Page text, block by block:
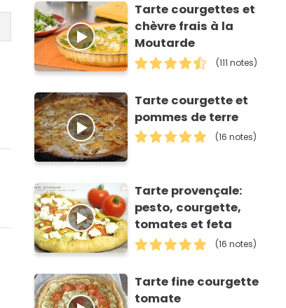
Tarte courgettes et
chèvre frais à la
Moutarde
(111 notes)
Tarte courgette et
pommes de terre
(16 notes)
Tarte provençale:
pesto, courgette,
tomates et feta
(16 notes)
Tarte fine courgette
tomate